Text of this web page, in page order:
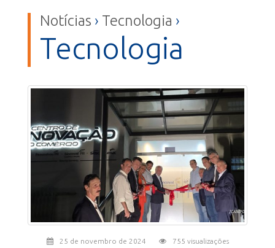
Notícias › Tecnologia ›
Tecnologia
25 de novembro de 2024 755 visualizações